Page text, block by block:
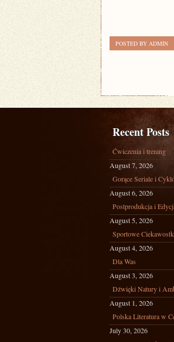
POSTED BY ADMIN
Recent Posts
Ćwiczenia i trening
August 7, 2026
Gorące Seriale i
August 6, 2026
Postprodukcja i
August 5, 2026
Sportowe
August 4, 2026
Dla Was
August 3, 2026
Dźwięki Natury i
August 1, 2026
Polska Literatura w
July 30, 2026